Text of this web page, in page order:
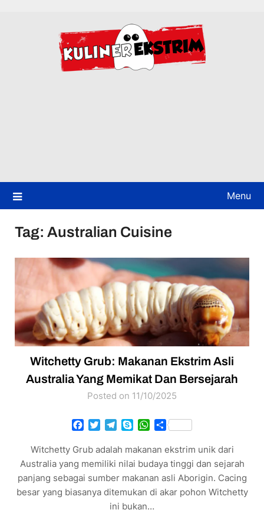
Menu
Tag: Australian Cuisine
Witchetty Grub: Makanan Ekstrim Asli
Australia Yang Memikat Dan Bersejarah
Posted on 11/10/2025
Facebook
TwitterTelegram
SkypeWhatsApp
Share
Witchetty Grub adalah makanan ekstrim unik dari
Australia yang memiliki nilai budaya tinggi dan sejarah
panjang sebagai sumber makanan asli Aborigin. Cacing
besar yang biasanya ditemukan di akar pohon Witchetty
ini bukan…